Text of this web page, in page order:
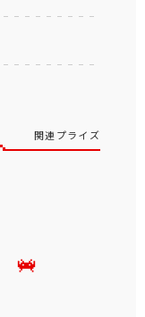
関連プライズ